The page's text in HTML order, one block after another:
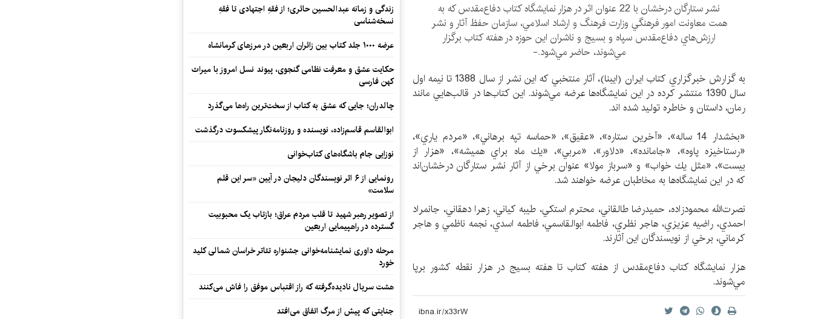
نشر ستارگان درخشان با 22 عنوان اثر در هزار نمايشگاه كتاب دفاع‌مقدس که به
همت معاونت امور فرهنگي وزارت فرهنگ و ارشاد اسلامي، سازمان حفظ آثار و نشر
ارزش‌هاي دفاع‌مقدس سپاه و بسيج و ناشران اين حوزه در هفته كتاب برگزار
مي‌شوند، حاضر مي‌شود.-
به گزارش خبرگزاري كتاب ايران (ايبنا)، آثار منتخبي كه اين نشر از سال 1388 تا نيمه اول
سال 1390 منتشر كرده در اين نمايشگاه‌ها عرضه مي‌شوند. این کتاب‌ها در قالب‌هايي مانند
رمان، داستان و خاطره تولید شده اند.
«بخشدار 14 ساله»، «آخرين ستاره»، «عقيق»، «حماسه تپه ‌برهاني»، «مردم ياري»،
«رستاخيزه پاوه»، «جامانده»، «دلاور»، «مربي»، «يك ماه براي هميشه»، «هزار از
بيست»، «مثل يك خواب» و «سرباز مولا» عنوان برخي از آثار نشر ستارگان درخشان‌‌اند
كه در اين نمايشگاه‌ها به مخاطبان عرضه خواهند شد.
نصرت‌الله محمودزاده، حميدرضا طالقاني، محترم استكي، طيبه كياني، زهرا دهقاني،‌ جانمراد
احمدي، راضيه عزيزي،‌ هاجر نظري، فاطمه ابوالقاسمي، فاطمه اسدي،‌ نجمه ناظمي و هاجر
كرماني، برخي از نويسندگان اين آثارند.
هزار نمايشگاه كتاب دفاع‌مقدس از هفته کتاب تا هفته بسیج در هزار نقطه كشور برپا
مي‌شوند.
زندگی و زمانه عبدالحسین حائری؛ از فقهِ اجتهادی تا فقهِ
نسخه‌شناسی
عرضه ۱۰۰۰ جلد کتاب بین زائران اربعین در مرزهای کرمانشاه
حکایت عشق و معرفت نظامی گنجوی، پیوند نسل امروز با میراث
کهن فارسی
چالدران؛ جایی که عشق به کتاب از سخت‌ترین راه‌ها می‌گذرد
ابوالقاسم قاسم‌زاده، نویسنده و روزنامه‌نگار پیشکسوت درگذشت
نوزایی جام باشگاه‌های کتاب‌خوانی
رونمایی از ۶ اثر نویسندگان دلیجان در آیین «سر این قلم
سلامت»
از تصویر رهبر شهید تا قلب مردم عراق؛ بازتاب یک محبوبیت
گسترده در راهپیمایی اربعین
مرحله داوری نمایشنامه‌خوانی جشنواره تئاتر خراسان شمالی کلید
خورد
هشت سریال نادیده‌گرفته که راز اقتباس موفق را فاش می‌کنند
جنایتی که پیش از مرگ اتفاق می‌افتد